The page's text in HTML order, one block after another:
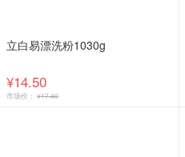
立白易漂洗粉1030g
¥14.50
市场价： ¥17.40